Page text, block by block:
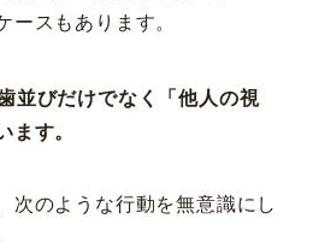
ースもあります。
並びだけでなく「他人の視
ます。
次のような行動を無意識にし